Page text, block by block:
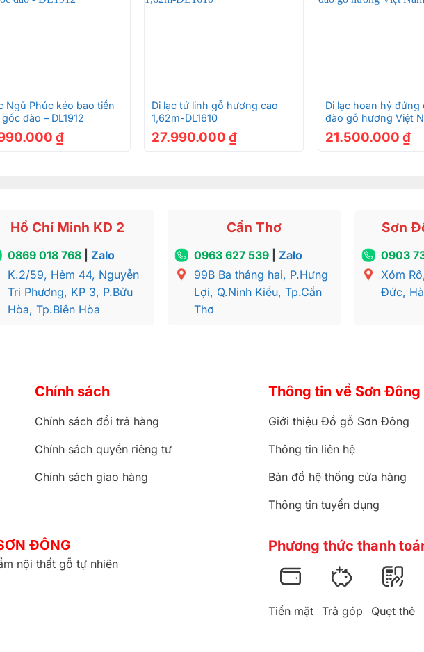
Ngũ Phúc kéo bao tiền
đào – DL1912
₫
Di lạc tứ linh gỗ hương cao
1,62m-DL1610
27.990.000₫
Di lạc hoan hỷ đứng
đào gỗ hương Việt
DL2102
21.500.000 ₫
Hồ Chí Minh KD 2
0869 018 768| Zalo
K.2/59, Hẻm 44, Nguyễn
Tri Phương, KP 3, P.Bửu
Hòa, Tp.Biên Hòa
Cần Thơ
0963 627 539 |Zalo
99B Ba tháng hai, P.Hưng
Lợi, Q.Ninh Kiều, Tp.Cần
Thơ
Sơn
0903
Xóm
Đức,
Chính sách
Chính sách đổi trả hàng
Chính sách quyền riêng tư
Chính sách giao hàng
Thông tin về Sơn Đông
Giới thiệu Đồ gỗ Sơn Đông
Thông tin liên hệ
Bản đồ hệ thống cửa hàng
Thông tin tuyển dụng
ĐÔNG
nội thất gỗ tự nhiên
Phương thức thanh
Tiền mặt Trả góp Quẹt thẻ